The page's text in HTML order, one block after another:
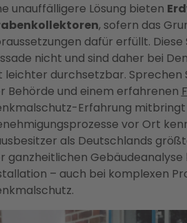
unauffälligere Lösung bieten
, sofern das
dafür erfüllt.
nicht und sind daher bei
leichter durchsetzbar. Sprechen
Behörde und einem erfahrenen
Erfahrung mitbringt
vor Ort
als Deutschlands
ganzheitlichen Gebäudeanalyse
– auch bei komplexen